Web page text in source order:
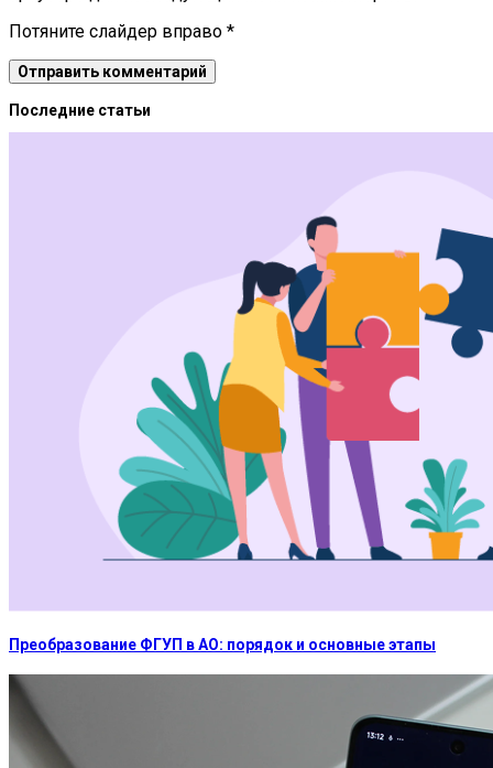
Потяните слайдер вправо *
Последние статьи
Преобразование ФГУП в АО: порядок и основные этапы